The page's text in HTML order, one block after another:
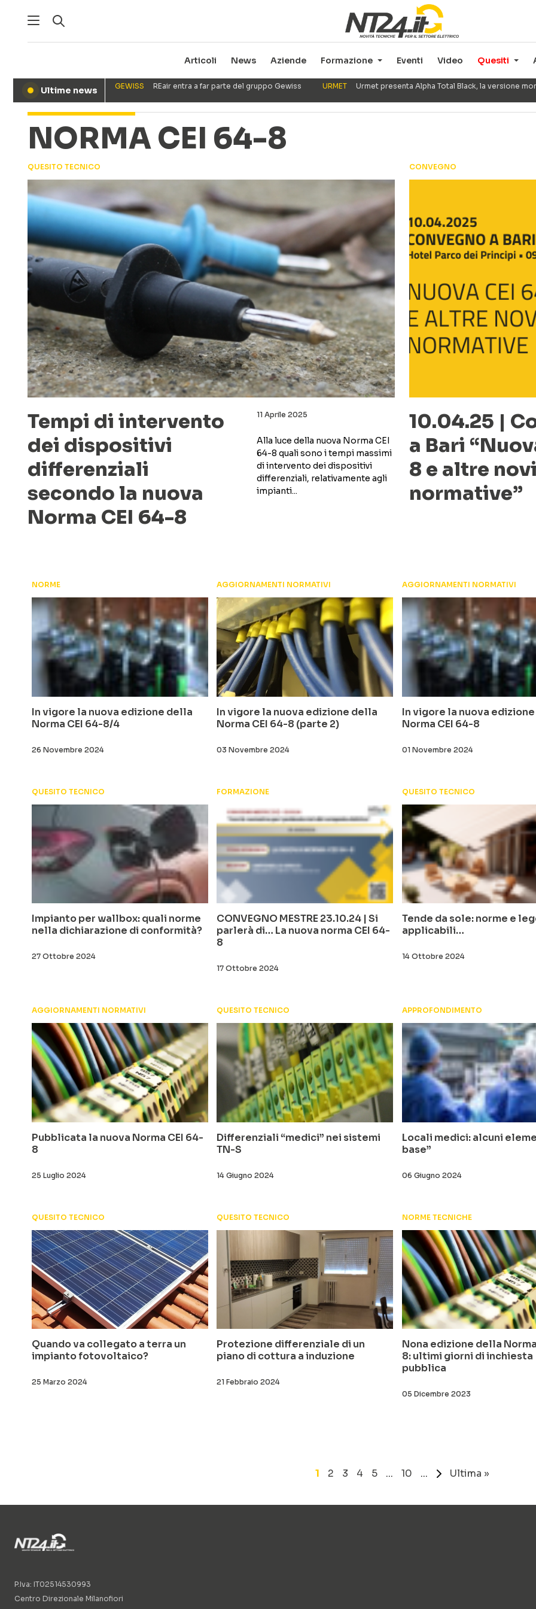
Articoli News Aziende Formazione Eventi Video Quesiti
● Ultime news GEWISS REair entra a far parte del gruppo Gewiss URMET Urmet presenta Alpha Total Black, la versione
NORMA CEI 64-8
QUESITO TECNICO
Tempi di intervento
dei dispositivi
differenziali
secondo la nuova
Norma CEI 64-8
11 Aprile 2025
Alla luce della nuova Norma CEI
64-8 quali sono i tempi massimi
di intervento dei dispositivi
differenziali, relativamente agli
impianti...
CONVEGNO
10.04.25 |
a Bari
8 e altre
normative”
NORME
In vigore la nuova edizione della
Norma CEI 64-8/4
26 Novembre 2024
AGGIORNAMENTI NORMATIVI
In vigore la nuova edizione della
Norma CEI 64-8 (parte 2)
03 Novembre 2024
AGGIORNAMENTI NORMATIVI
In vigore la nuova
Norma CEI 64-8
01 Novembre 2024
QUESITO TECNICO
Impianto per wallbox: quali norme
nella dichiarazione di conformità?
27 Ottobre 2024
FORMAZIONE
CONVEGNO MESTRE 23.10.24 | Si
parlerà di… La nuova norma CEI 64-
8
17 Ottobre 2024
QUESITO TECNICO
Tende da sole: norme e
applicabili…
14 Ottobre 2024
AGGIORNAMENTI NORMATIVI
Pubblicata la nuova Norma CEI 64-
8
25 Luglio 2024
QUESITO TECNICO
Differenziali “medici” nei sistemi
TN-S
14 Giugno 2024
APPROFONDIMENTO
Locali medici: alcuni
base”
06 Giugno 2024
QUESITO TECNICO
Quando va collegato a terra un
impianto fotovoltaico?
25 Marzo 2024
QUESITO TECNICO
Protezione differenziale di un
piano di cottura a induzione
21 Febbraio 2024
NORME TECNICHE
Nona edizione della
8: ultimi giorni di inchiesta
pubblica
05 Dicembre 2023
1 2 3 4 5 ... 10 ... » Ultima »
P.Iva: IT02514530993
Centro Direzionale Milanofiori